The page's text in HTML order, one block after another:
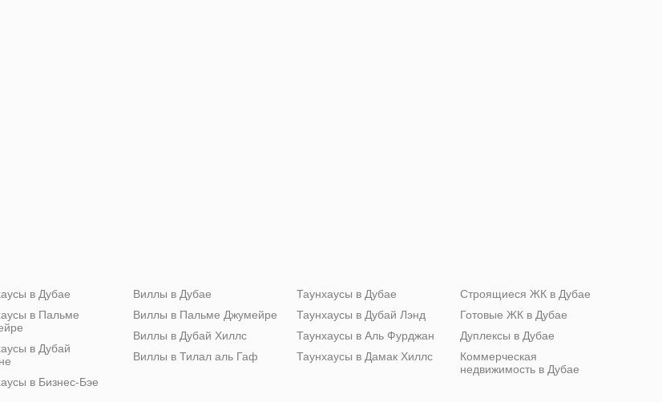
в Дубае
в Пальме
в Дубай
в Бизнес-Бэе
Виллы в Дубае
Виллы в Пальме Джумейре
Виллы в Дубай Хиллс
Виллы в Тилал аль Гаф
Таунхаусы в Дубае
Таунхаусы в Дубай Лэнд
Таунхаусы в Аль Фурджан
Таунхаусы в Дамак Хиллс
Строящиеся ЖК в Дубае
Готовые ЖК в Дубае
Дуплексы в Дубае
Коммерческая
недвижимость в Дубае